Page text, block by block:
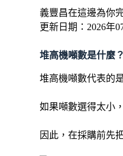
義豐昌在這邊為你
更新日期：2026年
堆高機噸數是什麼
堆高機噸數代表的
如果噸數選得太小
因此，在採購前先